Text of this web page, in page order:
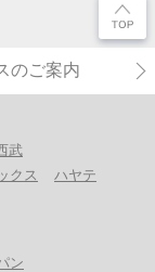
のご案内
武
クス
ハヤテ
ン